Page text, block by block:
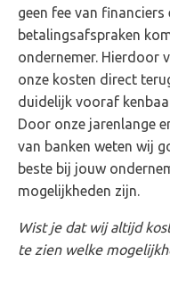
geen fee van
betalingsafspraken
ondernemer. Hierdoor
onze kosten direct
duidelijk vooraf
Door onze jarenlange
van banken weten wij
beste bij jouw
mogelijkheden zijn.
Wist je dat wij altijd
te zien welke